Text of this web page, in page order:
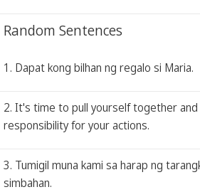
Random Sentences
1. Dapat kong bilhan ng regalo si Maria.
2. It's time to pull yourself together
responsibility for your actions.
3. Tumigil muna kami sa harap ng
simbahan.